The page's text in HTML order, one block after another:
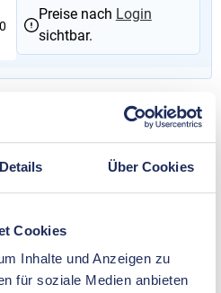
Details Über Cookies
Cookies
Inhalte und Anzeigen zu
für soziale Medien anbieten
Preise nach Login
sichtbar.
Metalllasche, 200 x 3,5 natur
Preise nachLogin
sichtbar.